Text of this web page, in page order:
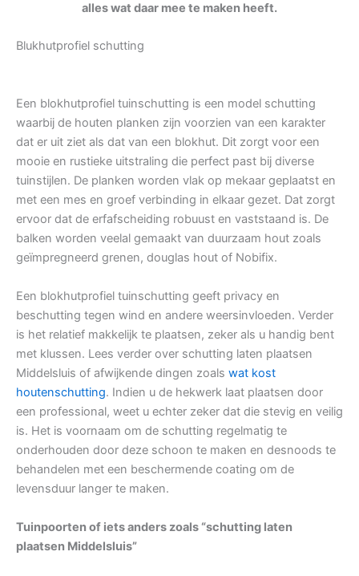
alles wat daar mee te maken heeft.
Blukhutprofiel schutting
Een blokhutprofiel tuinschutting is een model schutting
waarbij de houten planken zijn voorzien van een karakter
dat er uit ziet als dat van een blokhut. Dit zorgt voor een
mooie en rustieke uitstraling die perfect past bij diverse
tuinstijlen. De planken worden vlak op mekaar geplaatst en
met een mes en groef verbinding in elkaar gezet. Dat zorgt
ervoor dat de erfafscheiding robuust en vaststaand is. De
balken worden veelal gemaakt van duurzaam hout zoals
geïmpregneerd grenen, douglas hout of Nobifix.
Een blokhutprofiel tuinschutting geeft privacy en
beschutting tegen wind en andere weersinvloeden. Verder
is het relatief makkelijk te plaatsen, zeker als u handig bent
met klussen. Lees verder over schutting laten plaatsen
Middelsluis of afwijkende dingen zoals wat kost
houtenschutting. Indien u de hekwerk laat plaatsen door
een professional, weet u echter zeker dat die stevig en veilig
is. Het is voornaam om de schutting regelmatig te
onderhouden door deze schoon te maken en desnoods te
behandelen met een beschermende coating om de
levensduur langer te maken.
Tuinpoorten of iets anders zoals “schutting laten
plaatsen Middelsluis”